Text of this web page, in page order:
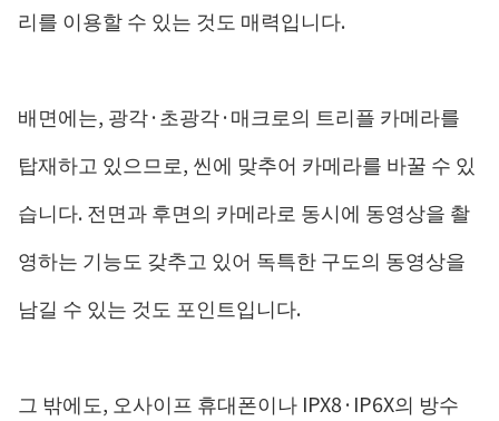
리를 이용할 수 있는 것도 매력입니다.
배면에는, 광각·초광각·매크로의 트리플 카메라를
탑재하고 있으므로, 씬에 맞추어 카메라를 바꿀 수 있
습니다. 전면과 후면의 카메라로 동시에 동영상을 촬
영하는 기능도 갖추고 있어 독특한 구도의 동영상을
남길 수 있는 것도 포인트입니다.
그 밖에도, 오사이프 휴대폰이나 IPX8·IP6X의 방수